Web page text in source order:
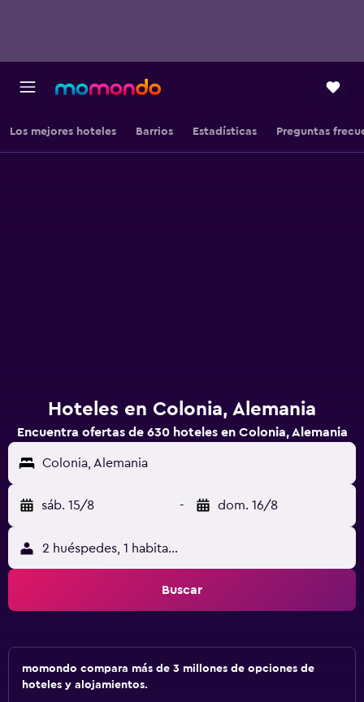
Los mejores hoteles Barrios Estadísticas Preguntas
Hoteles en Colonia, Alemania
Encuentra ofertas de 630 hoteles en Colonia, Alemania
Colonia, Alemania
sáb. 15/8 - dom. 16/8
2 huéspedes, 1 habitación
Buscar
momondo compara más de 3 millones de opciones de
hoteles y alojamientos.